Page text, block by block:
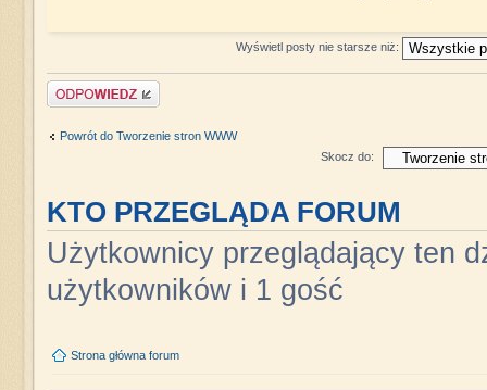
Wyświetl posty nie starsze niż:
Napisz komentarz
Powrót do Tworzenie stron WWW
Skocz do:
KTO PRZEGLĄDA FORUM
Użytkownicy przeglądający ten
użytkowników i 1 gość
Strona główna forum